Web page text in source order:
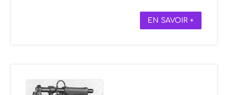
EN SAVOIR +